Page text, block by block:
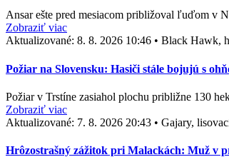
Ansar ešte pred mesiacom približoval ľuďom v
Zobraziť viac
Aktualizované: 8. 8. 2026 10:46 • Black Hawk,
Požiar na Slovensku: Hasiči stále bojujú s
Požiar v Trstíne zasiahol plochu približne 130
Zobraziť viac
Aktualizované: 7. 8. 2026 20:43 • Gajary,
Hrôzostrašný zážitok pri Malackách: Muž v